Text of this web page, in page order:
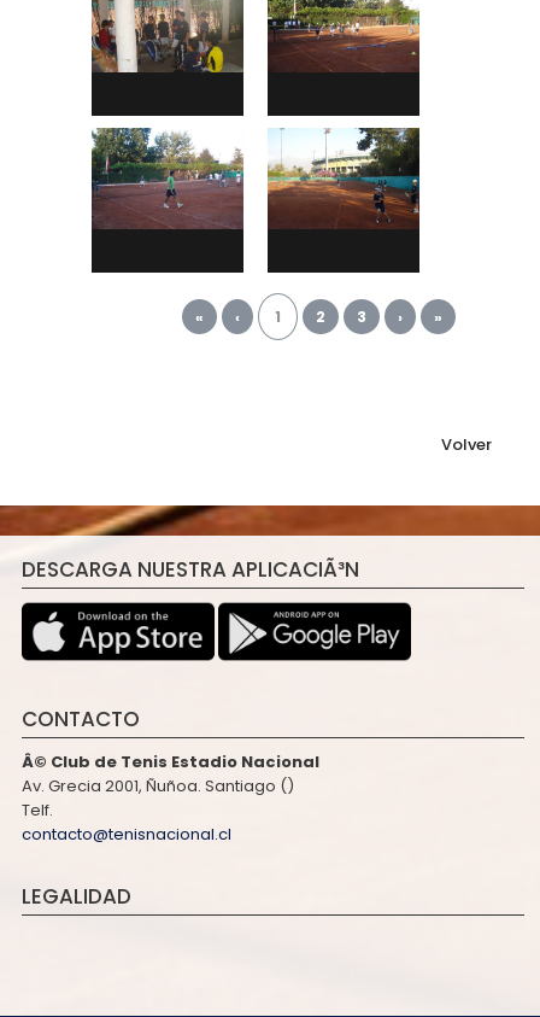
« ‹ 1 2 3 › »
Volver
DESCARGA NUESTRA APLICACIÃ³N
CONTACTO
Â© Club de Tenis Estadio Nacional
Av. Grecia 2001, Ñuñoa. Santiago ()
Telf.
contacto@tenisnacional.cl
LEGALIDAD